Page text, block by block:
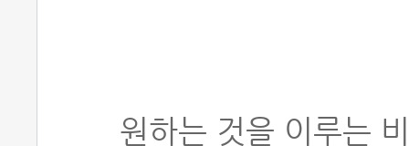
원하는 것을 이루는